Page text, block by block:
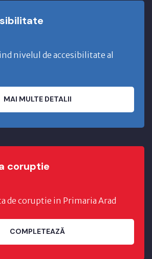
nivelul de accesibilitate al
MAI MULTE DETALII
coruptie
de coruptie in Primaria Arad
COMPLETEAZĂ